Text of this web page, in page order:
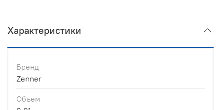
Характеристики
Бренд
Zenner
Объем